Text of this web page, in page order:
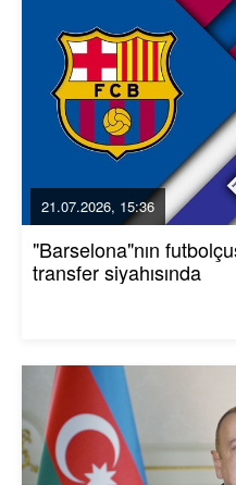
21.07.2026, 15:36
"Barselona"nın
transfer siyahısında